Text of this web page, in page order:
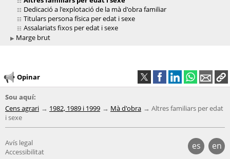
Dedicació a l'explotació de la mà d'obra familiar
Titulars persona física per edat i sexe
Assalariats fixos per edat i sexe
Marge brut
Opinar
Sou aquí:
Cens agrari
1982, 1989 i 1999 Mà d'obra
Altres familiars per edat
i sexe
es en
Avís legal
Accessibilitat